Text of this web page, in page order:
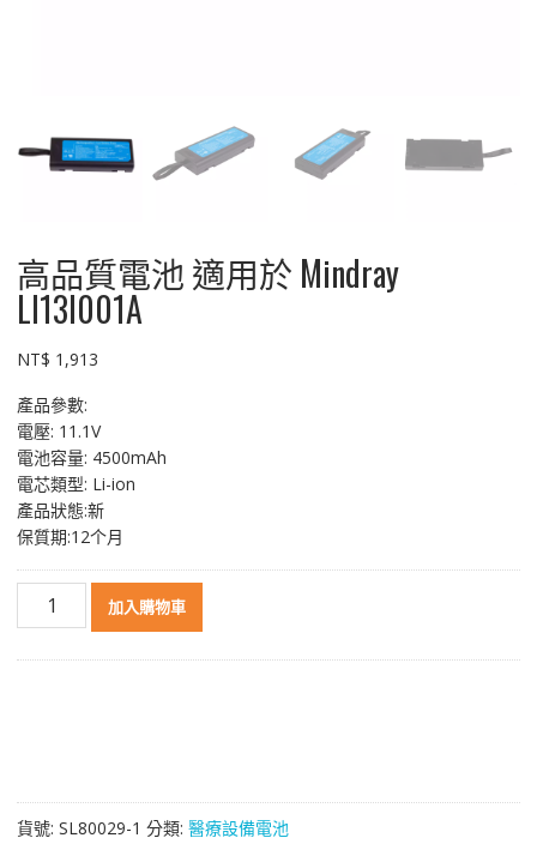
高品質電池 適用於 Mindray
LI13I001A
NT$ 1,913
產品參數:
電壓: 11.1V
電池容量: 4500mAh
電芯類型: Li-ion
產品狀態:新
保質期:12个月
Mindray
LI13I001A
加入購物車
貨號: SL80029-1 分類: 醫療設備電池